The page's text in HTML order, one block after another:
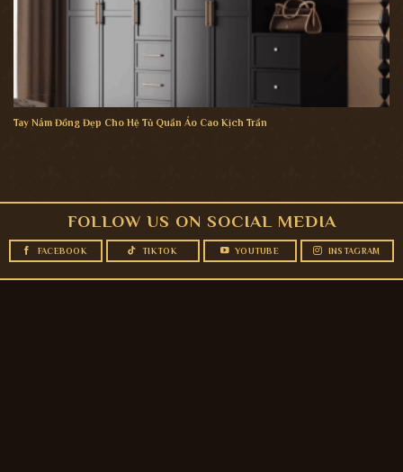
Tay Nắm Đồng Đẹp Cho Hệ Tủ Quần Áo Cao Kịch Trần
FOLLOW US ON SOCIAL MEDIA
FACEBOOK TIKTOK YOUTUBE INSTAGRAM